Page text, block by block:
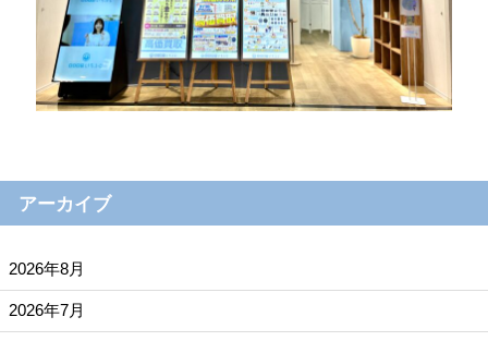
アーカイブ
2026年8月
2026年7月